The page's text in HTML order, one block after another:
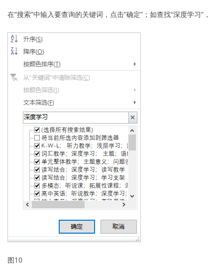
在“搜索”中输入要查询的关键词，点击“确定”；如查找“深度学习”，
图10